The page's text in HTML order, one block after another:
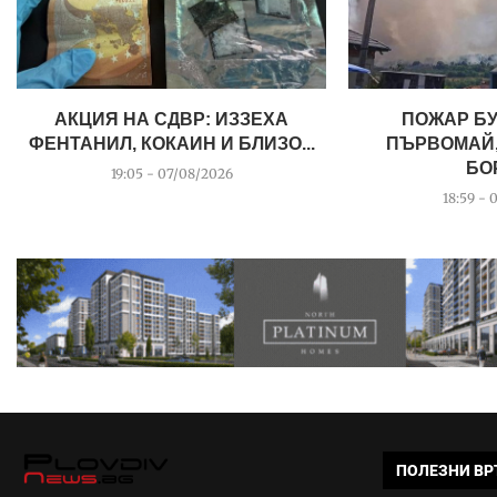
АКЦИЯ НА СДВР: ИЗЗЕХА
ФЕНТАНИЛ, КОКАИН И БЛИЗО...
19:05 - 07/08/2026
ПОЖАР
18:59 -
ПОЛЕЗНИ